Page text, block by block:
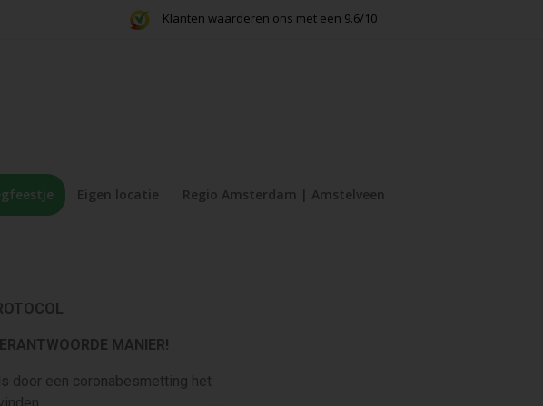
Klanten waarderen ons met een 9.6/10
Eigen locatie Regio Amsterdam | Amstelveen
MANIER!
door een coronabesmetting het